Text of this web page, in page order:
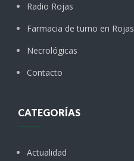
Radio Rojas
Farmacia de turno en Rojas
Necrológicas
Contacto
CATEGORÍAS
Actualidad